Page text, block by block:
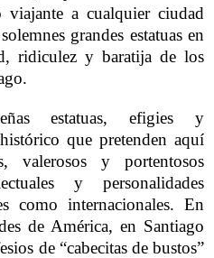
viajante a cualquier ciudad
grandes estatuas en
ridiculez y baratija de los
estatuas, efigies y
que pretenden aquí
valerosos y portentosos
y personalidades
como internacionales. En
de América, en Santiago
de “cabecitas de bustos”